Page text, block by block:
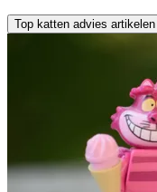
Top katten advies artikelen